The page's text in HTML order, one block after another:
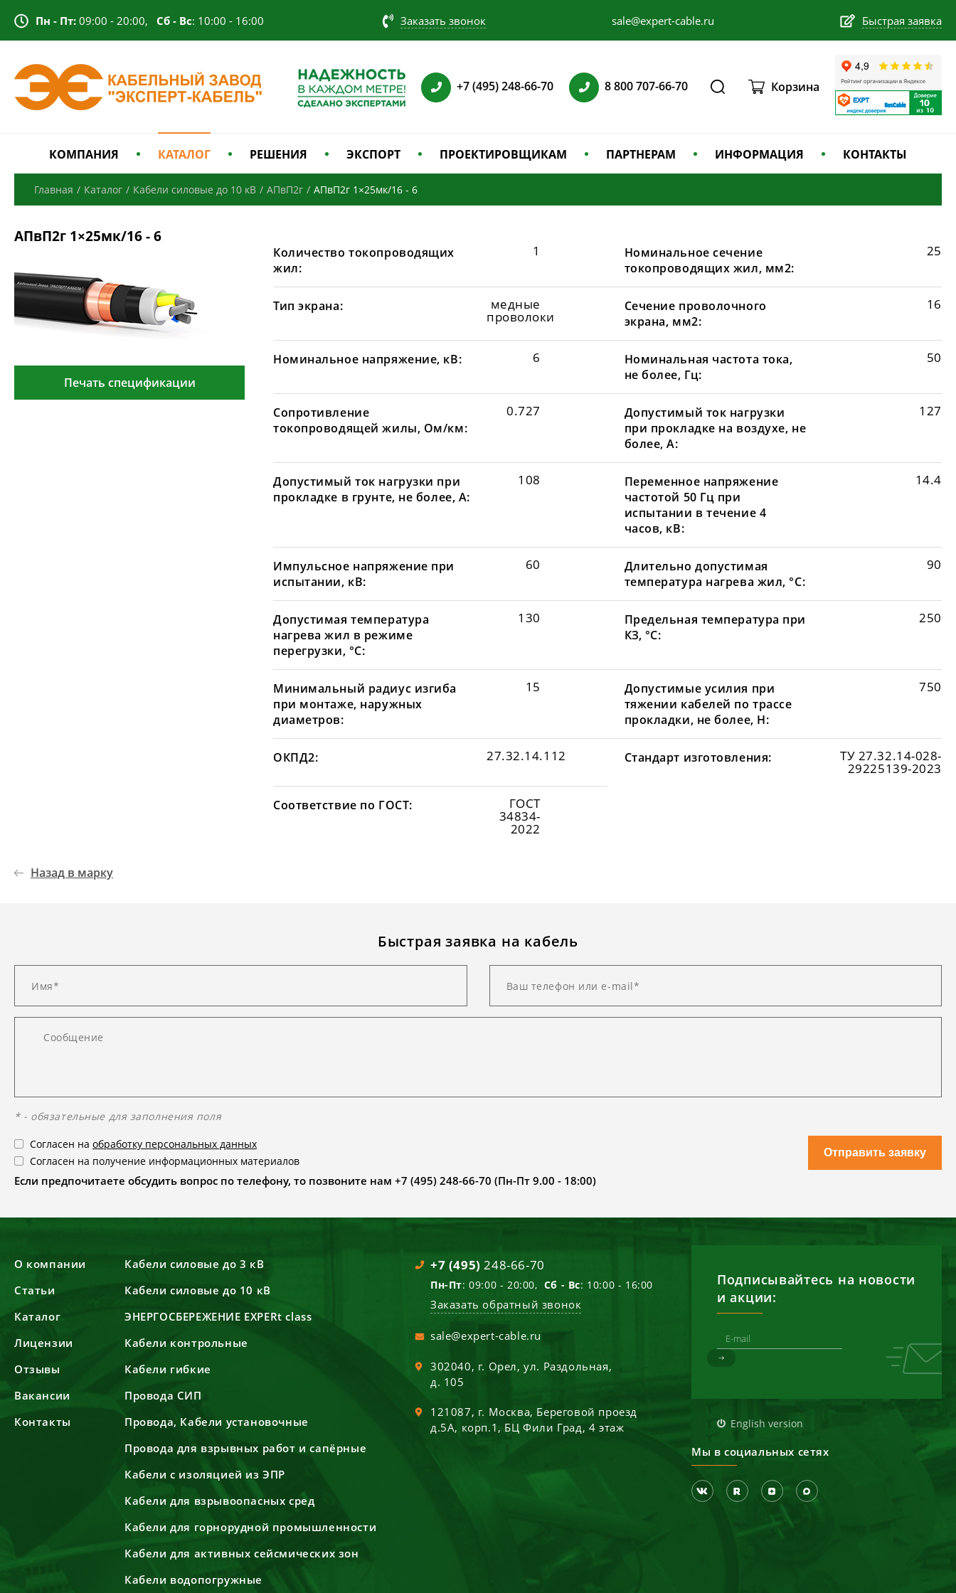
Пн - Пт: 09:00 - 20:00, Сб - Вс: 10:00 - 16:00 Заказать звонок sale@expert-cable.ru Быстрая заявка
+7 (495) 248-66-70 8 800 707-66-70 Корзина
КОМПАНИЯ КАТАЛОГ РЕШЕНИЯ ЭКСПОРТ ПРОЕКТИРОВЩИКАМ ПАРТНЕРАМ ИНФОРМАЦИЯ КОНТАКТЫ
Главная / Каталог / Кабели силовые до 10 кВ / АПвП2г / АПвП2г 1×25мк/16 - 6
АПвП2г 1×25мк/16 - 6
Печать спецификации
Количество токопроводящих
жил:
1
Номинальное сечение
токопроводящих жил, мм2:
25
Тип экрана: медные
проволоки
Сечение проволочного
экрана, мм2:
16
Номинальное напряжение, кВ: 6
Номинальная частота тока,
не более, Гц:
50
Сопротивление
токопроводящей жилы, Ом/км:
0.727
Допустимый ток нагрузки
при прокладке на воздухе, не
более, А:
127
Допустимый ток нагрузки при
прокладке в грунте, не более, А:
108
Переменное напряжение
частотой 50 Гц при
испытании в течение 4
часов, кВ:
14.4
Импульсное напряжение при
испытании, кВ:
60
Длительно допустимая
температура нагрева жил, °С:
90
Допустимая температура
нагрева жил в режиме
перегрузки, °С:
130
Предельная температура при
КЗ, °С:
250
Минимальный радиус изгиба
при монтаже, наружных
диаметров:
15
Допустимые усилия при
тяжении кабелей по трассе
прокладки, не более, Н:
750
ОКПД2: 27.32.14.112 Стандарт изготовления: ТУ 27.32.14-028-
29225139-2023
Соответствие по ГОСТ: ГОСТ
34834-
2022
Назад в марку
Быстрая заявка на кабель
* - обязательные для заполнения поля
Согласен на обработку персональных данных
Согласен на получение информационных материалов
Если предпочитаете обсудить вопрос по телефону, то позвоните нам +7 (495) 248-66-70 (Пн-Пт 9.00 - 18:00)
Отправить заявку
О компании
Статьи
Каталог
Лицензии
Отзывы
Вакансии
Контакты
Кабели силовые до 3 кВ
Кабели силовые до 10 кВ
ЭНЕРГОСБЕРЕЖЕНИЕ EXPERt class
Кабели контрольные
Кабели гибкие
Провода СИП
Провода, Кабели установочные
Провода для взрывных работ и сапёрные
Кабели с изоляцией из ЭПР
Кабели для взрывоопасных сред
Кабели для горнорудной промышленности
Кабели для активных сейсмических зон
Кабели водопогружные
+7 (495) 248-66-70
Пн-Пт: 09:00 - 20:00, Сб - Вс: 10:00 - 16:00
Заказать обратный звонок
sale@expert-cable.ru
302040, г. Орел,ул. Раздольная,
д. 105
121087, г. Москва, Береговой проезд
д.5А, корп.1, БЦ Фили Град, 4 этаж
Подписывайтесь на новости
и акции:
English version
Мы в социальных сетях